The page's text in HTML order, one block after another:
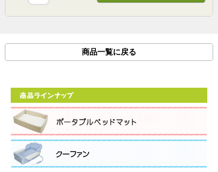
商品一覧に戻る